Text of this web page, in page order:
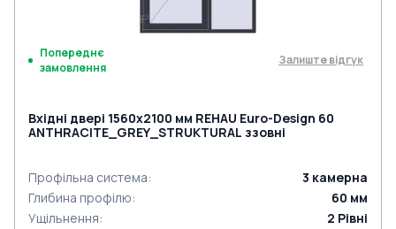
Попереднє
замовлення
Залиште відгук
Вхідні двері 1560x2100 мм REHAU Euro-Design 60
ANTHRACITE_GREY_STRUKTURAL ззовні
Профільна система: 3 камерна
Глибина профілю: 60 мм
Ущільнення: 2 Рівні